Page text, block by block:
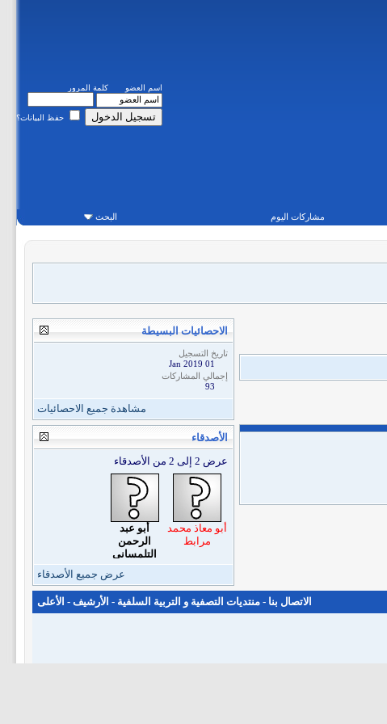
اسم العضو كلمة المرور
حفظ البيانات؟
مشاركات اليوم البحث
الاحصائيات البسيطة
تاريخ التسجيل
01 Jan 2019
إجمالي المشاركات
93
مشاهدة جميع الاحصائيات
الأصدقاء
عرض 2 إلى 2 من الأصدقاء
أبو معاذ محمد
مرابط
أبو عبد
الرحمن
التلمساني
عرض جميع الأصدقاء
الاتصال بنا - منتديات التصفية و التربية السلفية - الأرشيف - الأعلى